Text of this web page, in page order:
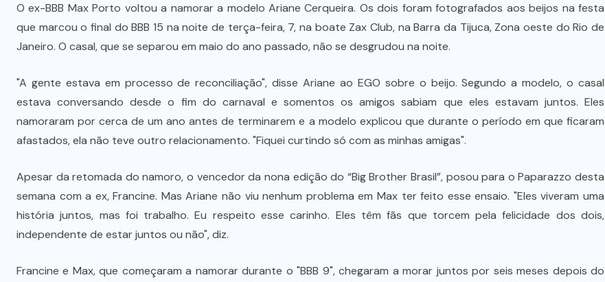
O ex-BBB Max Porto voltou a namorar a modelo Ariane Cerqueira. Os dois foram fotografados aos beijos na festa
que marcou o final do BBB 15 na noite de terça-feira, 7, na boate Zax Club, na Barra da Tijuca, Zona oeste do Rio de
Janeiro. O casal, que se separou em maio do ano passado, não se desgrudou na noite.
"A gente estava em processo de reconciliação", disse Ariane ao EGO sobre o beijo. Segundo a modelo, o casal
estava conversando desde o fim do carnaval e somentos os amigos sabiam que eles estavam juntos. Eles
namoraram por cerca de um ano antes de terminarem e a modelo explicou que durante o período em que ficaram
afastados, ela não teve outro relacionamento. "Fiquei curtindo só com as minhas amigas".
Apesar da retomada do namoro, o vencedor da nona edição do “Big Brother Brasil”, posou para o Paparazzo desta
semana com a ex, Francine. Mas Ariane não viu nenhum problema em Max ter feito esse ensaio. "Eles viveram uma
história juntos, mas foi trabalho. Eu respeito esse carinho. Eles têm fãs que torcem pela felicidade dos dois,
independente de estar juntos ou não", diz.
Francine e Max, que começaram a namorar durante o "BBB 9", chegaram a morar juntos por seis meses depois do